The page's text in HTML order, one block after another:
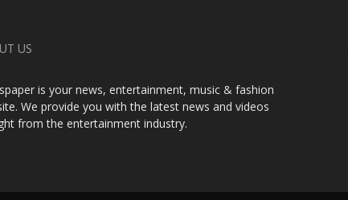
US
is your news, entertainment, music & fashion
We provide you with the latest news and videos
from the entertainment industry.